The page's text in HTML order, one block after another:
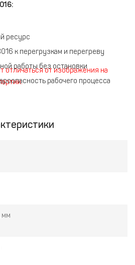
ресурс
к перегрузкам и перегреву
работы без остановки
рабочего процесса
отличаться от изображения на
мм